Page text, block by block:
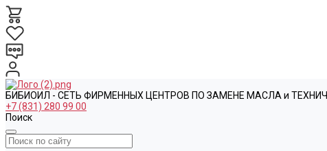
БИБИОИЛ - СЕТЬ ФИРМЕННЫХ ЦЕНТРОВ ПО ЗАМЕНЕ МАСЛА и
+7 (831) 280 99 00
Поиск